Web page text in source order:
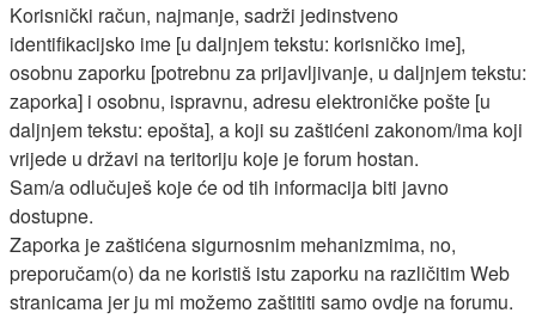
Korisnički račun, najmanje, sadrži jedinstveno
identifikacijsko ime [u daljnjem tekstu: korisničko ime],
osobnu zaporku [potrebnu za prijavljivanje, u daljnjem tekstu:
zaporka] i osobnu, ispravnu, adresu elektroničke pošte [u
daljnjem tekstu: epošta], a koji su zaštićeni zakonom/ima koji
vrijede u državi na teritoriju koje je forum hostan.
Sam/a odlučuješ koje će od tih informacija biti javno
dostupne.
Zaporka je zaštićena sigurnosnim mehanizmima, no,
preporučam(o) da ne koristiš istu zaporku na različitim Web
stranicama jer ju mi možemo zaštititi samo ovdje na forumu.